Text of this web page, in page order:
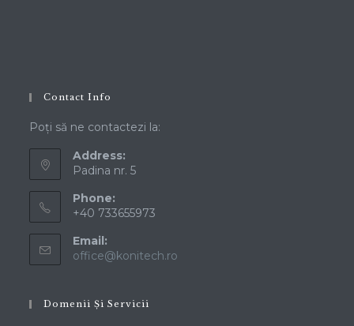
Contact Info
Poți să ne contactezi la:
Address:
Padina nr. 5
Phone:
+40 733655973
Email:
office@konitech.ro
Domenii Și Servicii